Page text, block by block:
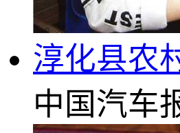
淳化县农
中国汽车